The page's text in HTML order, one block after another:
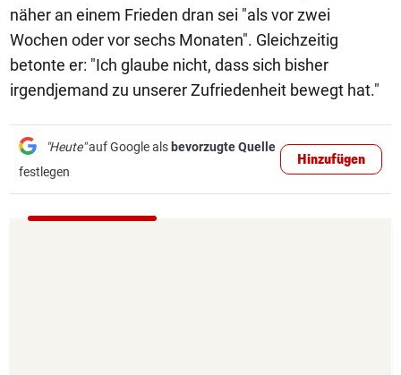
näher an einem Frieden dran sei "als vor zwei
Wochen oder vor sechs Monaten". Gleichzeitig
betonte er: "Ich glaube nicht, dass sich bisher
irgendjemand zu unserer Zufriedenheit bewegt hat."
"Heute"auf Google als bevorzugte Quelle
festlegen
Hinzufügen